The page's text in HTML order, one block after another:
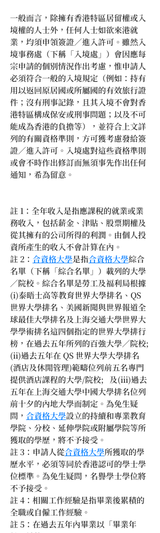
一般而言，除擁有香港特區居留權或入
境權的人士外，任何人士如欲來港就
業，均須申領簽證／進入許可。雖然入
境事務處（下稱「入境處」）會因應每
宗申請的個別情況作出考慮，惟申請人
必須符合一般的入境規定（例如：持有
用以返回原居國或所屬國的有效旅行證
件；沒有刑事記錄，且其入境不會對香
港特區構成保安或刑事問題；以及不可
能成為香港的負擔等），並符合上文詳
列的有關資格準則，方可獲考慮發給簽
證／進入許可。入境處對這些資格準則
或會不時作出修訂而無須事先作出任何
通知，希為留意。
註 1：全年收入是指應課稅的就業或業
務收入，包括薪金、津貼、股票期權及
從其擁有的公司所得的利潤。由個人投
資所產生的收入不會計算在內。
註 2： 合資格大學是指合資格大學綜合
名單（下稱「綜合名單」）載列的大學
／院校。綜合名單是勞工及福利局根據
(i)泰晤士高等教育世界大學排名、QS
世界大學排名、美國新聞與世界報道全
球最佳大學排名及上海交通大學世界大
學學術排名這四個指定的世界大學排行
榜，在過去五年所列的百強大學／院校;
(ii)過去五年在 QS 世界大學大學排名
(酒店及休閒管理)範疇位列前五名專門
提供酒店課程的大學/院校;   及(iii)過去
五年在上海交通大學中國大學排名位列
前十夕的內地大學而制定。為免生疑
問， 合資格大學設立的持續和專業教育
學院、分校、延伸學院或附屬學院等所
獲取的學歷，將不予接受。
註 3：申請人從合資格大學所獲取的學
歷水平，必須等同於香港認可的學士學
位標準。為免生疑問，名譽學士學位將
不予接受。
註 4：相關工作經驗是指畢業後累積的
全職或自僱工作經驗。
註 5：在過去五年內畢業以「畢業年